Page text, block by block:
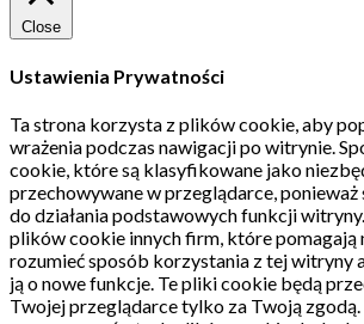
Close
Ustawienia Prywatności
Ta strona korzysta z plików cookie, aby
wrażenia podczas nawigacji po witrynie.
cookie, które są klasyfikowane jako
przechowywane w przeglądarce, ponieważ
do działania podstawowych funkcji witryny.
plików cookie innych firm, które pomagają
rozumieć sposób korzystania z tej witryny
ją o nowe funkcje. Te pliki cookie będą
Twojej przeglądarce tylko za Twoją zgodą.